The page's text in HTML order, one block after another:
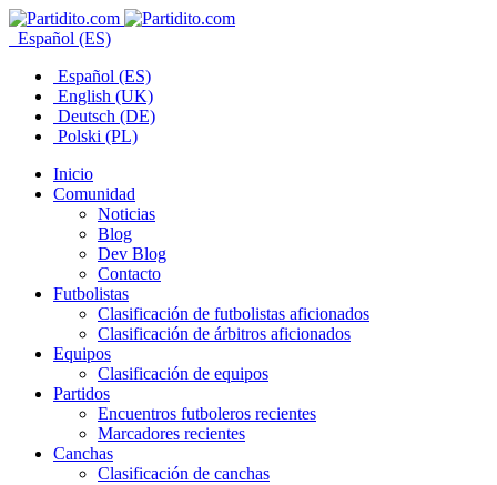
Español (ES)
Español (ES)
English (UK)
Deutsch (DE)
Polski (PL)
Inicio
Comunidad
Noticias
Blog
Dev Blog
Contacto
Futbolistas
Clasificación de futbolistas aficionados
Clasificación de árbitros aficionados
Equipos
Clasificación de equipos
Partidos
Encuentros futboleros recientes
Marcadores recientes
Canchas
Clasificación de canchas